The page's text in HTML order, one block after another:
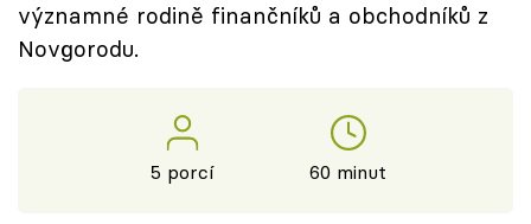
Sledujte nás
významné rodině finančníků a obchodníků z
Novgorodu.
5 porcí 60 minut